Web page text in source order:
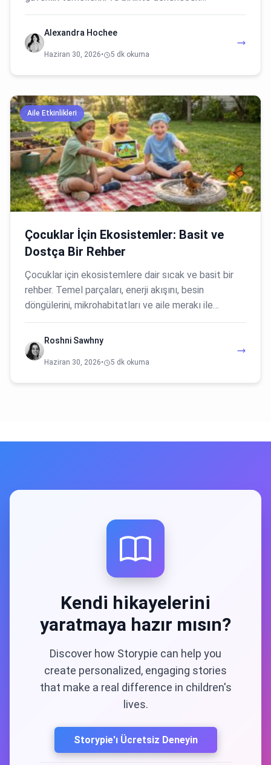
Alexandra Hochee
Haziran 30, 2026• 5 dk okuma
Aile Etkinlikleri
Çocuklar İçin Ekosistemler: Basit ve
Dostça Bir Rehber
Çocuklar için ekosistemlere dair sıcak ve basit bir
rehber. Temel parçaları, enerji akışını, besin
döngülerini, mikrohabitatları ve aile merakı ile…
Roshni Sawhny
Haziran 30, 2026• 5 dk okuma
Kendi hikayelerini
yaratmaya hazır mısın?
Discover how Storypie can help you
create personalized, engaging stories
that make a real difference in children's
lives.
Storypie'ı Ücretsiz Deneyin